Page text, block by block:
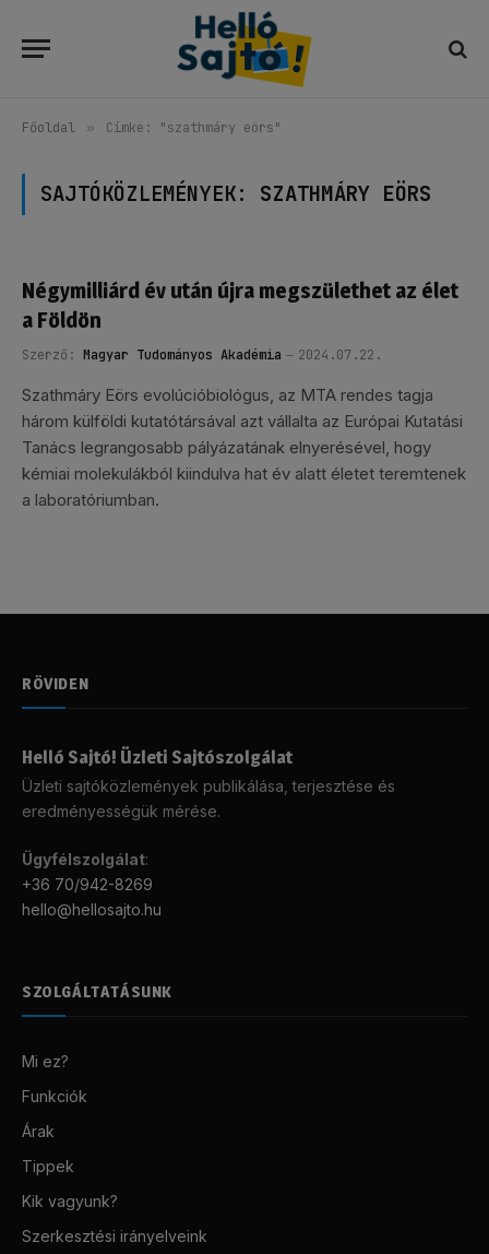
Főoldal » Címke: "szathmáry eörs"
SAJTÓKÖZLEMÉNYEK: SZATHMÁRY EÖRS
Négymilliárd év után újra megszülethet az élet
a Földön
Szerző: Magyar Tudományos Akadémia 2024.07.22.
Szathmáry Eörs evolúcióbiológus, az MTA rendes tagja
három külföldi kutatótársával azt vállalta az Európai Kutatási
Tanács legrangosabb pályázatának elnyerésével, hogy
kémiai molekulákból kiindulva hat év alatt életet teremtenek
a laboratóriumban.
RÖVIDEN
Helló Sajtó! Üzleti Sajtószolgálat
Üzleti sajtóközlemények publikálása, terjesztése és
eredményességük mérése.
Ügyfélszolgálat:
+36 70/942-8269
hello@hellosajto.hu
SZOLGÁLTATÁSUNK
Mi ez?
Funkciók
Árak
Tippek
Kik vagyunk?
Szerkesztési irányelveink